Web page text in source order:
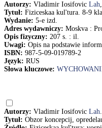
Autorzy: Vladimir Iosifovic Lah
Tytuł: Fiziceskaa kul'tura. 8-9
Wydanie: 5-e izd.
Adres wydawniczy: Moskva :
Opis fizyczny: 207 s. : il.
Uwagi: Opis na podstawie
ISBN: 987-5-09-019789-2
Język: RUS
Słowa kluczowe:
Autorzy: Vladimir Iosifovic Lah.
Tytuł: Obzor koncepcij,